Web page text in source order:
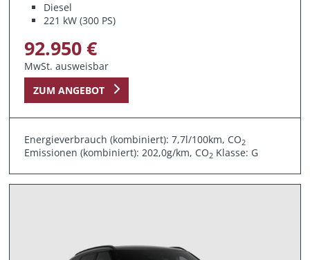
Diesel
221 kW (300 PS)
92.950 €
MwSt. ausweisbar
ZUM ANGEBOT
Energieverbrauch (kombiniert): 7,7l/100km, CO2
Emissionen (kombiniert): 202,0g/km, CO2 Klasse: G